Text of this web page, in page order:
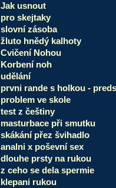
Jak usnout
pro skejtaky
slovní zásoba
žluto hnědý kalhoty
Cvičení Nohou
Korbení noh
udělání
prvni rande s holkou -
problem ve skole
test z češtiny
masturbace při smutku
skákání přez švihadlo
analni x poševní sex
dlouhe prsty na rukou
z ceho se dela spermie
klepani rukou